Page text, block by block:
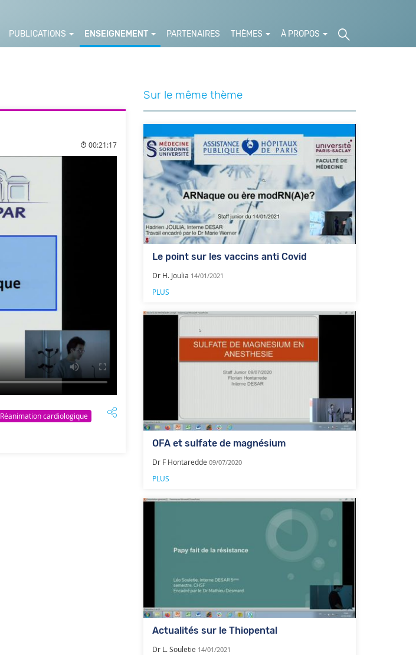
PUBLICATIONS ENSEIGNEMENT PARTENAIRES THÈMES À PROPOS
00:21:17
Réanimation cardiologique
Sur le même thème
Le point sur les vaccins anti Covid
Dr H. Joulia 14/01/2021
PLUS
OFA et sulfate de magnésium
Dr F Hontaredde 09/07/2020
PLUS
Actualités sur le Thiopental
Dr L. Souletie 14/01/2021